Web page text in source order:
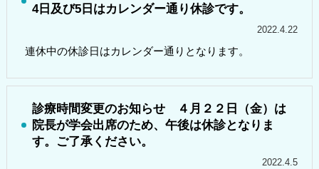
4日及び5日はカレンダー通り休診です。
2022.4.22
連休中の休診日はカレンダー通りとなります。
診療時間変更のお知らせ ４月２２日（金）は
院長が学会出席のため、午後は休診となりま
す。ご了承ください。
2022.4.5